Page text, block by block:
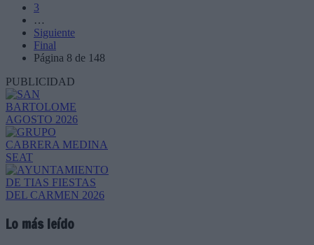
3
…
Siguiente
Final
Página 8 de 148
PUBLICIDAD
Lo más leído